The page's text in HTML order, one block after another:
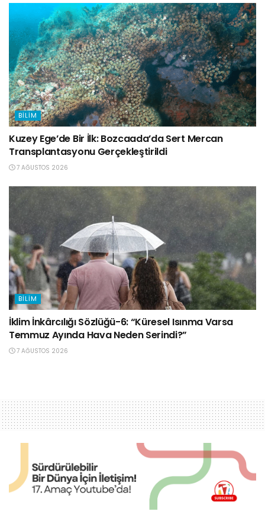
BILIM
Kuzey Ege’de Bir İlk: Bozcaada’da Sert Mercan
Transplantasyonu Gerçekleştirildi
7 AĞUSTOS 2026
BILIM
İklim İnkârcılığı Sözlüğü-6: “Küresel Isınma Varsa
Temmuz Ayında Hava Neden Serindi?”
7 AĞUSTOS 2026